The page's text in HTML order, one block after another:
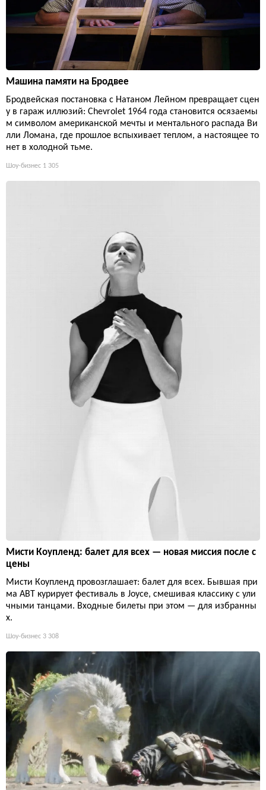
Машина памяти на Бродвее
Бродвейская постановка с Натаном Лейном превращает сцен
у в гараж иллюзий: Chevrolet 1964 года становится осязаемы
м символом американской мечты и ментального распада Ви
лли Ломана, где прошлое вспыхивает теплом, а настоящее то
нет в холодной тьме.
Шоу-бизнес 1 305
Мисти Коупленд: балет для всех — новая миссия после с
цены
Мисти Коупленд провозглашает: балет для всех. Бывшая при
ма ABT курирует фестиваль в Joyce, смешивая классику с ули
чными танцами. Входные билеты при этом — для избранны
х.
Шоу-бизнес 3 308